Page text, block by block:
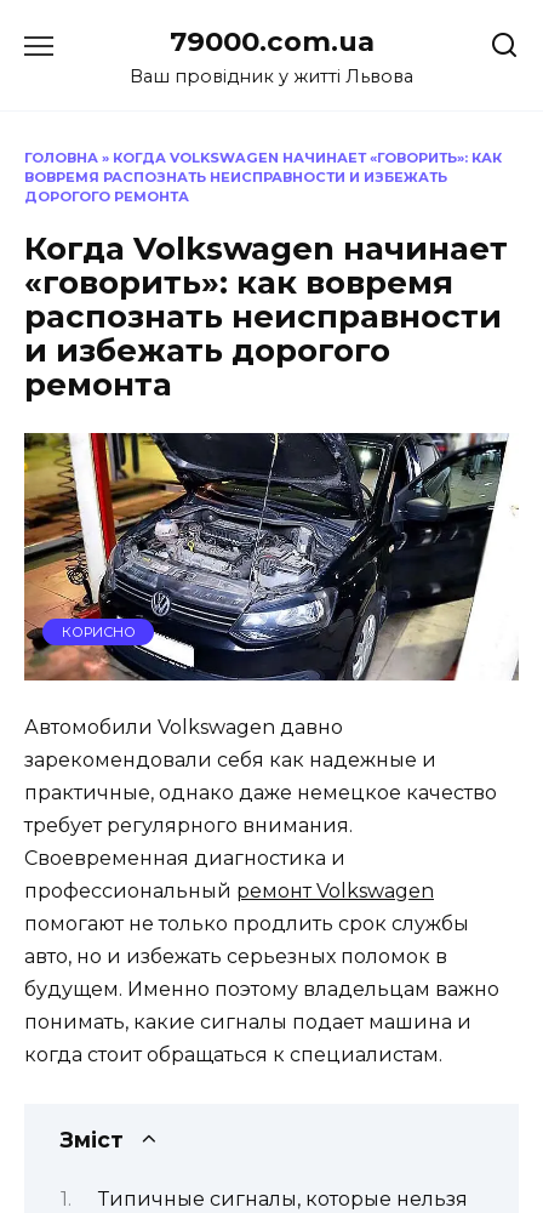
до
79000.com.ua
Ваш провідник у житті Львова
ГОЛОВНА » КОГДА VOLKSWAGEN НАЧИНАЕТ «ГОВОРИТЬ»: КАК
ВОВРЕМЯ РАСПОЗНАТЬ НЕИСПРАВНОСТИ И ИЗБЕЖАТЬ
ДОРОГОГО РЕМОНТА
Когда Volkswagen начинает
«говорить»: как вовремя
распознать неисправности
и избежать дорогого
ремонта
КОРИСНО
Автомобили Volkswagen давно
зарекомендовали себя как надежные и
практичные, однако даже немецкое качество
требует регулярного внимания.
Своевременная диагностика и
профессиональный ремонт Volkswagen
помогают не только продлить срок службы
авто, но и избежать серьезных поломок в
будущем. Именно поэтому владельцам важно
понимать, какие сигналы подает машина и
когда стоит обращаться к специалистам.
Зміст
Типичные сигналы, которые нельзя